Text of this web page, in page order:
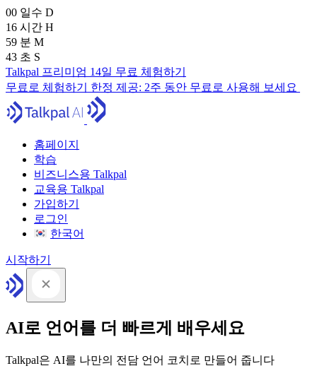
00 일수 D
16 시간 H
59 분 M
41 초 S
Talkpal 프리미엄 14일 무료 체험하기
무료로 체험하기 한정 제공: 2주 동안 무료로 사용해 보세요
홈페이지
학습
비즈니스용 Talkpal
교육용 Talkpal
가입하기
로그인
한국어
시작하기
AI로 언어를 더 빠르게 배우세요
Talkpal은 AI를 나만의 전담 언어 코치로 만들어 줍니다